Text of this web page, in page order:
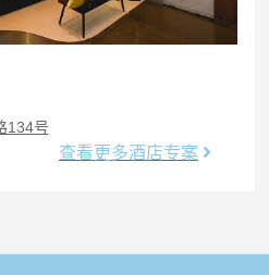
134号
查看更多酒店专案